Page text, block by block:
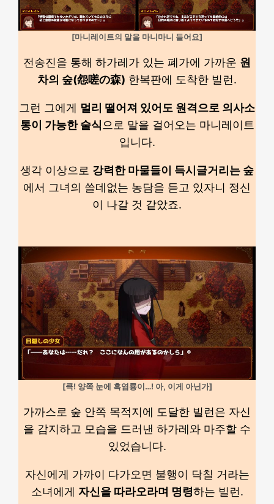
[마니레이트의 말을 마니마니 들어요]
전송진을 통해 하가레가 있는 폐가에 가까운 원
차의 숲(怨嗟の森) 한복판에 도착한 빌런.
그런 그에게 멀리 떨어져 있어도 원격으로 의사소
통이 가능한 술식으로 말을 걸어오는 마니레이트
입니다.
생각 이상으로 강력한 마물들이 득시글거리는 숲
에서 그녀의 쓸데없는 농담을 듣고 있자니 정신
이 나갈 것 같았죠.
[큭! 양쪽 눈에 흑염룡이…! 아, 이게 아닌가]
가까스로 숲 안쪽 목적지에 도달한 빌런은 자신
을 감지하고 모습을 드러낸 하가레와 마주할 수
있었습니다.
자신에게 가까이 다가오면 불행이 닥칠 거라는
소녀에게 자신을 따라오라며 명령하는 빌런.